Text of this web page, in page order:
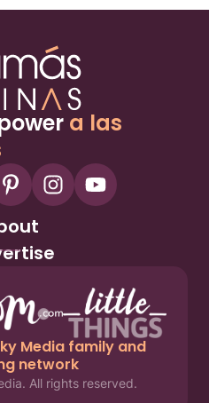
a las
Media family and
network
All rights reserved.